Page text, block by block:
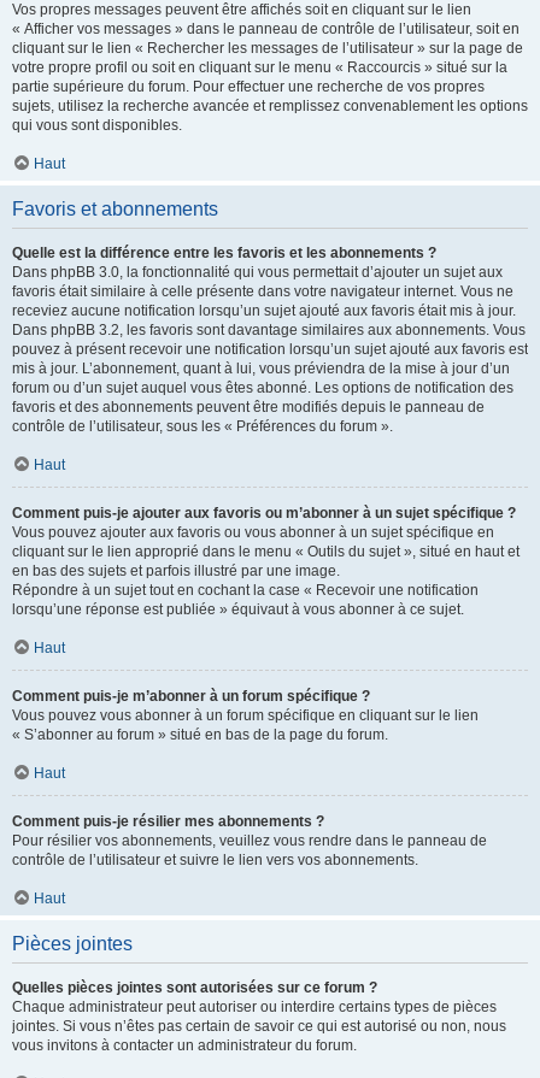
Vos propres messages peuvent être affichés soit en cliquant sur le lien
« Afficher vos messages » dans le panneau de contrôle de l’utilisateur, soit en
cliquant sur le lien « Rechercher les messages de l’utilisateur » sur la page de
votre propre profil ou soit en cliquant sur le menu « Raccourcis » situé sur la
partie supérieure du forum. Pour effectuer une recherche de vos propres
sujets, utilisez la recherche avancée et remplissez convenablement les options
qui vous sont disponibles.
Haut
Favoris et abonnements
Quelle est la différence entre les favoris et les abonnements ?
Dans phpBB 3.0, la fonctionnalité qui vous permettait d’ajouter un sujet aux
favoris était similaire à celle présente dans votre navigateur internet. Vous ne
receviez aucune notification lorsqu’un sujet ajouté aux favoris était mis à jour.
Dans phpBB 3.2, les favoris sont davantage similaires aux abonnements. Vous
pouvez à présent recevoir une notification lorsqu’un sujet ajouté aux favoris est
mis à jour. L’abonnement, quant à lui, vous préviendra de la mise à jour d’un
forum ou d’un sujet auquel vous êtes abonné. Les options de notification des
favoris et des abonnements peuvent être modifiés depuis le panneau de
contrôle de l’utilisateur, sous les « Préférences du forum ».
Haut
Comment puis-je ajouter aux favoris ou m’abonner à un sujet spécifique ?
Vous pouvez ajouter aux favoris ou vous abonner à un sujet spécifique en
cliquant sur le lien approprié dans le menu « Outils du sujet », situé en haut et
en bas des sujets et parfois illustré par une image.
Répondre à un sujet tout en cochant la case « Recevoir une notification
lorsqu’une réponse est publiée » équivaut à vous abonner à ce sujet.
Haut
Comment puis-je m’abonner à un forum spécifique ?
Vous pouvez vous abonner à un forum spécifique en cliquant sur le lien
« S’abonner au forum » situé en bas de la page du forum.
Haut
Comment puis-je résilier mes abonnements ?
Pour résilier vos abonnements, veuillez vous rendre dans le panneau de
contrôle de l’utilisateur et suivre le lien vers vos abonnements.
Haut
Pièces jointes
Quelles pièces jointes sont autorisées sur ce forum ?
Chaque administrateur peut autoriser ou interdire certains types de pièces
jointes. Si vous n’êtes pas certain de savoir ce qui est autorisé ou non, nous
vous invitons à contacter un administrateur du forum.